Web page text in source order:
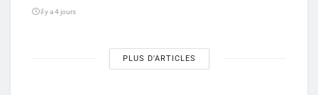
il y a 4 jours
PLUS D'ARTICLES